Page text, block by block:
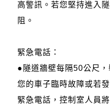
高警訊。若您堅持進入
阻。
緊急電話：
●隧道牆壁每隔50公尺
您的車子臨時故障或若
緊急電話，控制室人員